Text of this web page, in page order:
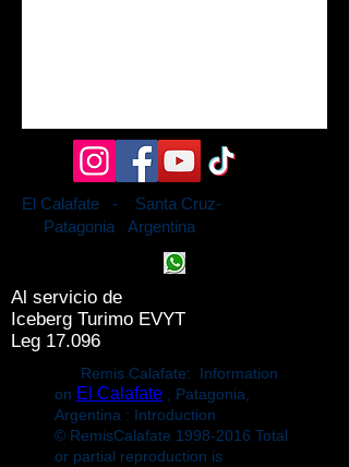
El Calafate - Santa Cruz-
Patagonia Argentina
Al servicio de
Iceberg Turimo EVYT
Leg 17.096
Remis Calafate: Information
on El Calafate , Patagonia,
Argentina : Introduction
© RemisCalafate 1998-2016 Total
or partial reproduction is